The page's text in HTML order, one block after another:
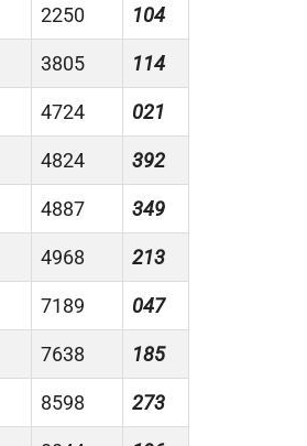
2250 104
3805 114
4724 021
4824 392
4887 349
4968 213
7189 047
7638 185
8598 273